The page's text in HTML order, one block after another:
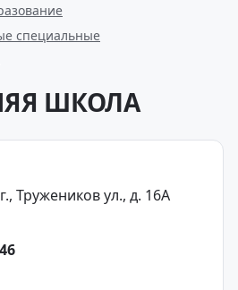
специальные
ШКОЛА
Тружеников ул., д. 16А